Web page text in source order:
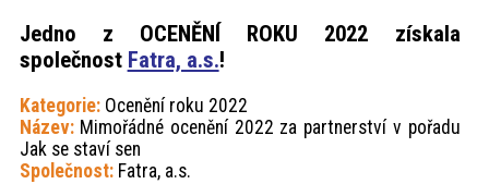
Jedno z OCENĚNÍ ROKU 2022 získala
společnost Fatra, a.s.!
Kategorie:Ocenění roku 2022
Název:Mimořádné ocenění 2022 za partnerství v pořadu
Jak se staví sen
Společnost: Fatra, a.s.